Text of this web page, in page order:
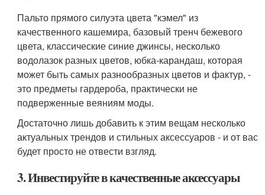
Пальто прямого силуэта цвета "кэмел" из
качественного кашемира, базовый тренч бежевого
цвета, классические синие джинсы, несколько
водолазок разных цветов, юбка-карандаш, которая
может быть самых разнообразных цветов и фактур, -
это предметы гардероба, практически не
подверженные веяниям моды.
Достаточно лишь добавить к этим вещам несколько
актуальных трендов и стильных аксессуаров - и от вас
будет просто не отвести взгляд.
3. Инвестируйте в качественные аксессуары